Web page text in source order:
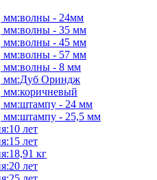
мм:волны - 24мм
мм:волны - 35 мм
мм:волны - 45 мм
мм:волны - 57 мм
мм:волны - 8 мм
мм:Дуб Ориндж
мм:коричневый
мм:штампу - 24 мм
мм:штампу - 25,5 мм
лет
лет
кг
лет